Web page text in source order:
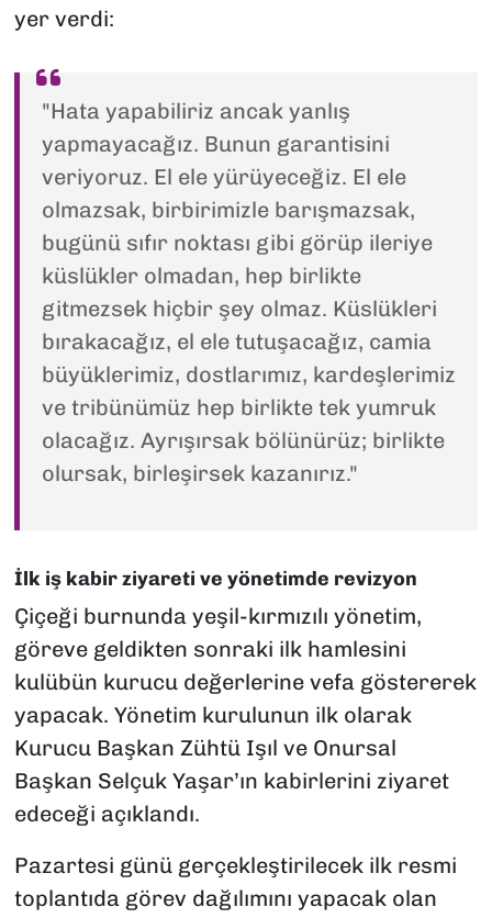
yer verdi:
"Hata yapabiliriz ancak yanlış
yapmayacağız. Bunun garantisini
veriyoruz. El ele yürüyeceğiz. El ele
olmazsak, birbirimizle barışmazsak,
bugünü sıfır noktası gibi görüp ileriye
küslükler olmadan, hep birlikte
gitmezsek hiçbir şey olmaz. Küslükleri
bırakacağız, el ele tutuşacağız, camia
büyüklerimiz, dostlarımız, kardeşlerimiz
ve tribünümüz hep birlikte tek yumruk
olacağız. Ayrışırsak bölünürüz; birlikte
olursak, birleşirsek kazanırız."
İlk iş kabir ziyareti ve yönetimde revizyon
Çiçeği burnunda yeşil-kırmızılı yönetim,
göreve geldikten sonraki ilk hamlesini
kulübün kurucu değerlerine vefa göstererek
yapacak. Yönetim kurulunun ilk olarak
Kurucu Başkan Zühtü Işıl ve Onursal
Başkan Selçuk Yaşar’ın kabirlerini ziyaret
edeceği açıklandı.
Pazartesi günü gerçekleştirilecek ilk resmi
toplantıda görev dağılımını yapacak olan